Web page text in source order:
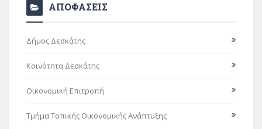
ΑΠΟΦΑΣΕΙΣ
Δήμος Δεσκάτης
Κοινότητα Δεσκάτης
Οικονομική Επιτροπή
Τμήμα Τοπικής Οικονομικής Ανάπτυξης